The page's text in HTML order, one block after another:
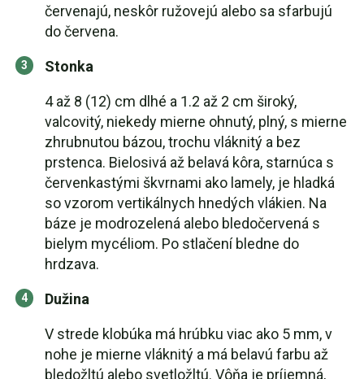
červenajú, neskôr ružovejú alebo sa sfarbujú
do červena.
Stonka
4 až 8 (12) cm dlhé a 1.2 až 2 cm široký,
valcovitý, niekedy mierne ohnutý, plný, s mierne
zhrubnutou bázou, trochu vláknitý a bez
prstenca. Bielosivá až belavá kôra, starnúca s
červenkastými škvrnami ako lamely, je hladká
so vzorom vertikálnych hnedých vlákien. Na
báze je modrozelená alebo bledočervená s
bielym mycéliom. Po stlačení bledne do
hrdzava.
Dužina
V strede klobúka má hrúbku viac ako 5 mm, v
nohe je mierne vláknitý a má belavú farbu až
bledožltú alebo svetložltú. Vôňa je príjemná,